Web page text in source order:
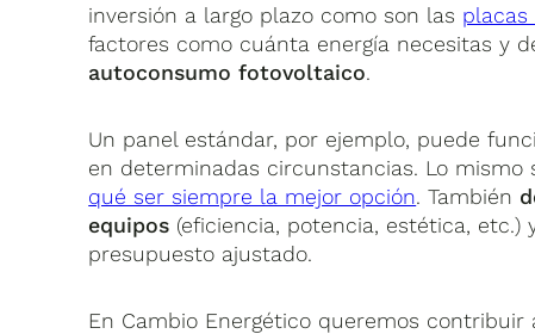
inversión a largo plazo como son las placas
factores como cuánta energía necesitas y
autoconsumo fotovoltaico.
Un panel estándar, por ejemplo, puede
en determinadas circunstancias. Lo mismo
qué ser siempre la mejor opción. También
equipos (eficiencia, potencia, estética,
presupuesto ajustado.
En Cambio Energético queremos